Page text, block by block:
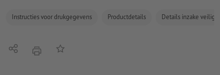
Instructies voor drukgegevens Productdetails Details inzake
Delen afdrukkenOp de lijst